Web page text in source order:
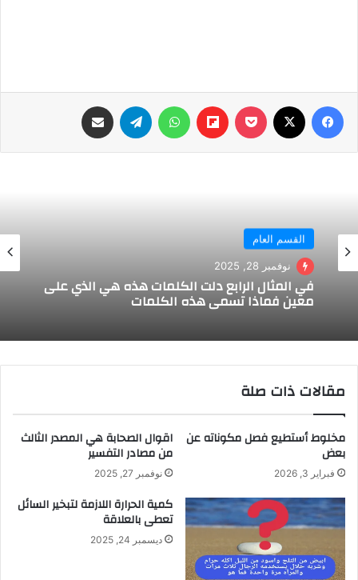
فيسبوك ‫Pocket
Flipboard واتساب تيلقرام
القسم العام
نوفمبر 28, 2025
في المثال الرابع دلت الكلمات هذه هي الذي على
معين فماذا تسمي هذه الكلمات
مقالات ذات صلة
مخلوط أستطيع فصل مكوناته عن
بعض
فبراير 3, 2026
اقوال الصحابة هي المصدر الثالث
من مصادر التفسير
نوفمبر 27, 2025
كمية الحرارة اللازمة لتبخير السائل
تعطى بالعلاقة
ديسمبر 24, 2025